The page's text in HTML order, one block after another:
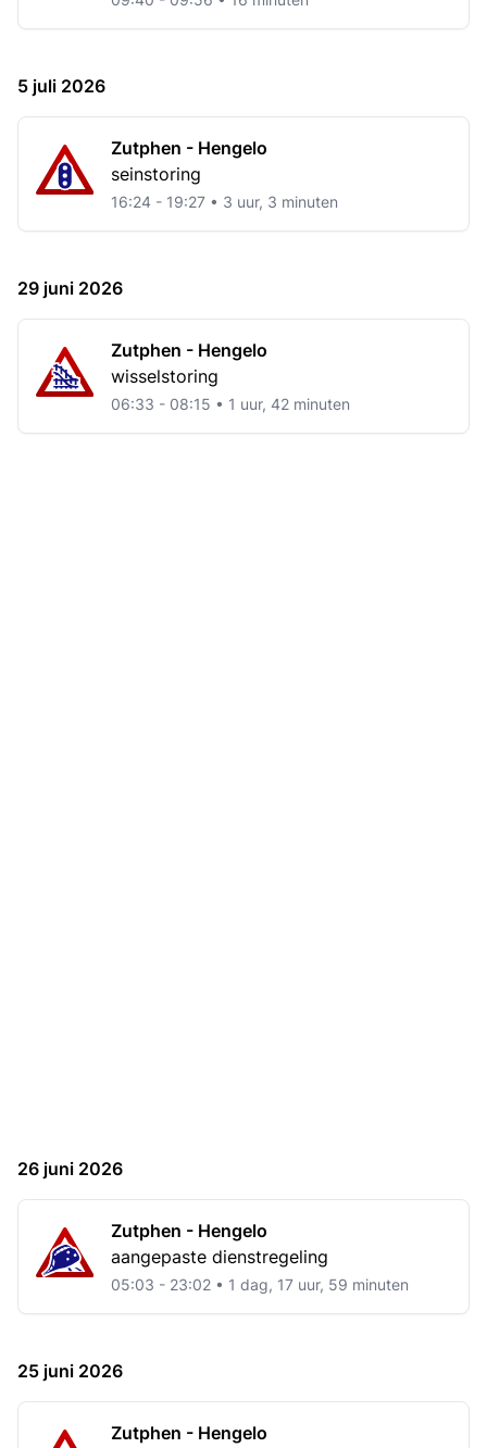
5 juli 2026
Zutphen - Hengelo
seinstoring
16:24 - 19:27 • 3 uur, 3 minuten
29 juni 2026
Zutphen - Hengelo
wisselstoring
06:33 - 08:15 • 1 uur, 42 minuten
26 juni 2026
Zutphen - Hengelo
aangepaste dienstregeling
05:03 - 23:02 • 1 dag, 17 uur, 59 minuten
25 juni 2026
Zutphen - Hengelo